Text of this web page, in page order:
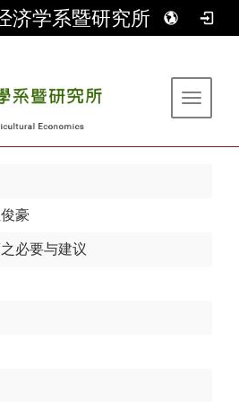
济学系暨研究所
Toggle
豪
必要与建议